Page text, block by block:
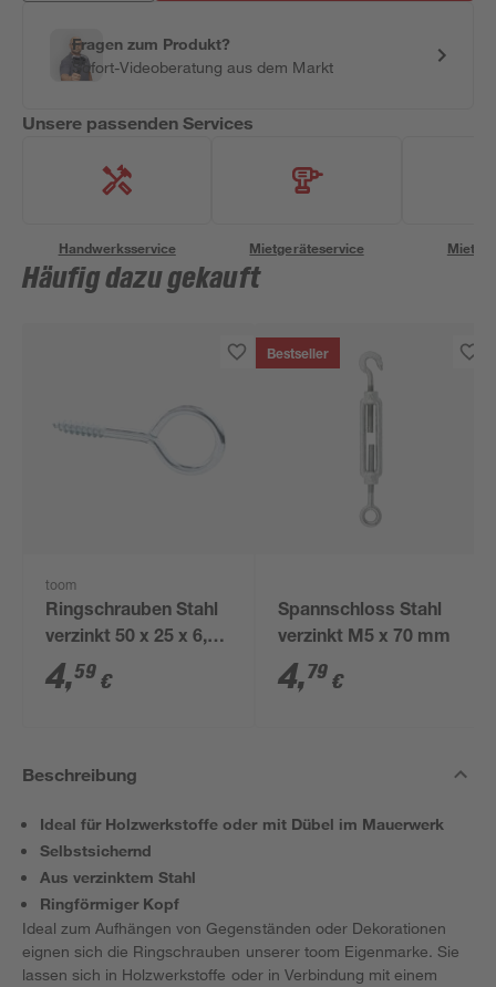
Fragen zum Produkt?
Sofort-Videoberatung aus dem Markt
Unsere passenden Services
Handwerksservice Mietgeräteservice
Häufig dazu gekauft
toom
Ringschrauben Stahl
verzinkt 50 x 25 x 6,2
mm 4 Stück
4,59 €
Bestseller
Spannschloss Stahl
verzinkt M5 x 70 mm
4,79 €
Beschreibung
Ideal für Holzwerkstoffe oder mit Dübel im Mauerwerk
Selbstsichernd
Aus verzinktem Stahl
Ringförmiger Kopf
Ideal zum Aufhängen von Gegenständen oder Dekorationen
eignen sich die Ringschrauben unserer toom Eigenmarke. Sie
lassen sich in Holzwerkstoffe oder in Verbindung mit einem